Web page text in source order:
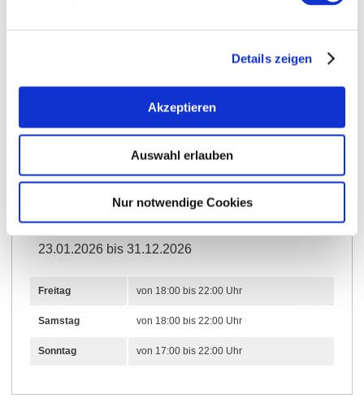
Details zeigen
Akzeptieren
Auswahl erlauben
Nur notwendige Cookies
Weitere Infos & Downloads
Öffnungszeiten
23.01.2026 bis 31.12.2026
Freitag von 18:00 bis 22:00 Uhr
Samstag von 18:00 bis 22:00 Uhr
Sonntag von 17:00 bis 22:00 Uhr